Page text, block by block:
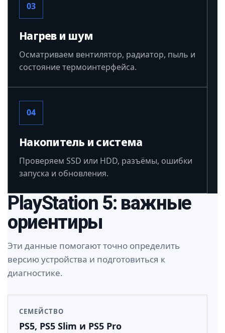
03
Нагрев и шум
Осматриваем вентилятор, радиатор, пыль и
состояние термоинтерфейса.
04
Накопитель и система
Проверяем SSD или HDD, разъёмы, ошибки
запуска и обновления.
PlayStation 5: важные
ориентиры
Эти данные помогают точно определить
версию устройства и подготовиться к
диагностике.
СЕМЕЙСТВО
PS5, PS5 Slim и PS5 Pro